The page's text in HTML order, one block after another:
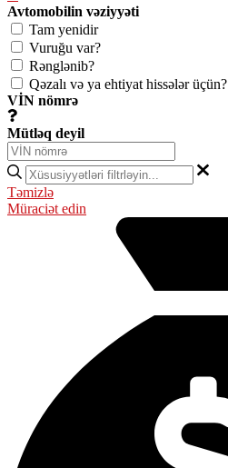
Avtomobilin vəziyyəti
Tam yenidir
Vuruğu var?
Rənglənib?
Qəzalı və ya ehtiyat hissələr üçün?
VİN nömrə
Mütləq deyil
Təmizlə
Müraciət edin